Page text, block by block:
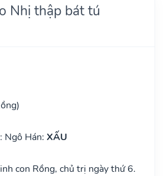
Nhị thập bát tú
: Ngô Hán: XẤU
con Rồng, chủ trị ngày thứ 6.